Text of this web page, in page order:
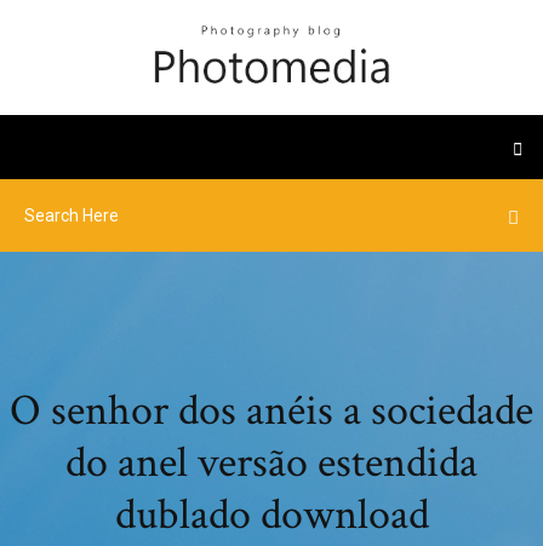
O senhor dos anéis a sociedade
do anel versão estendida
dublado download